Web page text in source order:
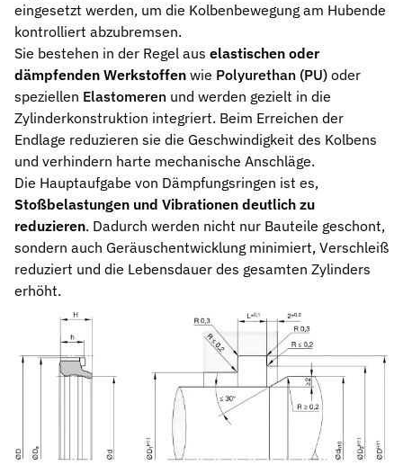
Abstreifer
Effektiver Schutz vor Schmutz, Staub und Feuchtigkeit
Führungsringe
Präzise Führung von Kolben und Stangen, verhindert
Stützringe
Anti-Extrusions-Element, schützt O-Ringe bei hohem Druck
Dämpfungsringe
Kontrollierte Endlagendämpfung im Pneumatikzylinder
Flachdichtungen
Zuverlässige Abdichtung für plane Flächen, Flansche und
Präzise geformte Elastomerbauteile für Dämpfung, Verbindung
Dichtsätze
Komplettlösungen aus abgestimmten Dichtungselementen
Individuell entwickelte Dichtungslösungen
eingesetzt werden, um die Kolbenbewegung am Hubende
kontrolliert abzubremsen.
Sie bestehen in der Regel aus elastischen oder
dämpfenden Werkstoffen wie Polyurethan (PU) oder
speziellen Elastomeren und werden gezielt in die
Zylinderkonstruktion integriert. Beim Erreichen der
Endlage reduzieren sie die Geschwindigkeit des Kolbens
und verhindern harte mechanische Anschläge.
Die Hauptaufgabe von Dämpfungsringen ist es,
Stoßbelastungen und Vibrationen deutlich zu
reduzieren. Dadurch werden nicht nur Bauteile geschont,
sondern auch Geräuschentwicklung minimiert, Verschleiß
reduziert und die Lebensdauer des gesamten Zylinders
erhöht.